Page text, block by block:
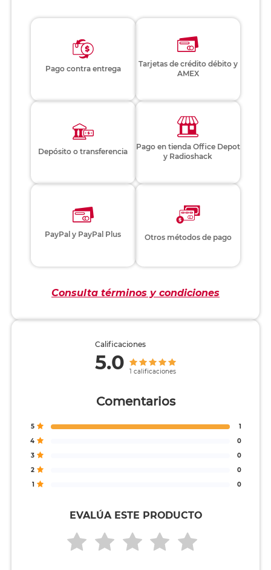
Pago contra entrega
Tarjetas de crédito débito y
AMEX
Depósito o transferencia
Pago en tienda Office Depot
y Radioshack
PayPal y PayPal Plus Otros métodos de pago
Consulta términos y condiciones
Comentarios
5
1
4
0
3
0
2
0
1
0
Calificaciones
5.0 1 calificaciones
EVALÚA ESTE PRODUCTO